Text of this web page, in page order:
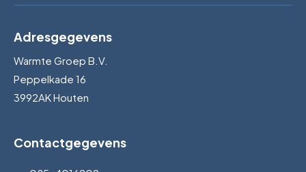
Adresgegevens
Warmte Groep B.V.
Peppelkade 16
3992AK Houten
Contactgegevens